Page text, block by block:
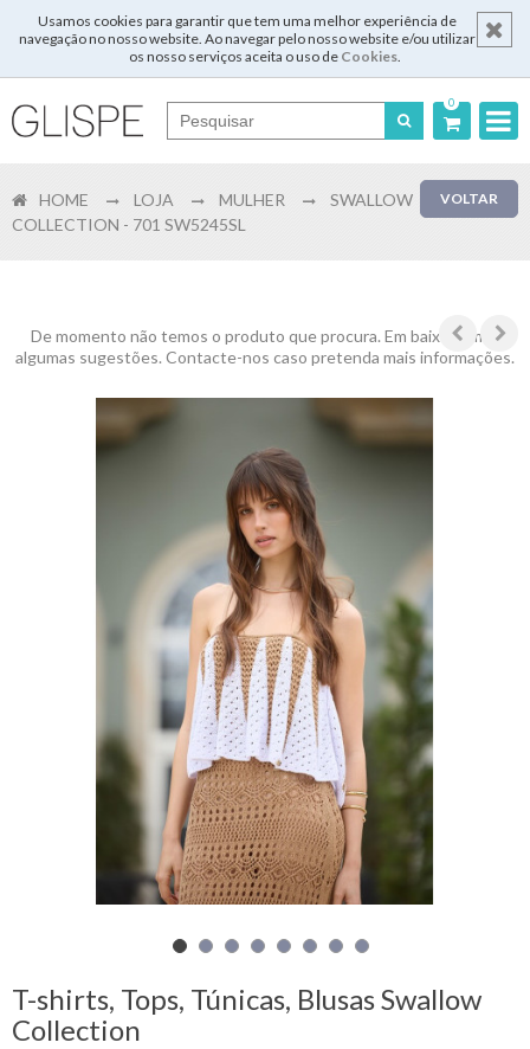
Usamos cookies para garantir que tem uma melhor experiência de
navegação no nosso website. Ao navegar pelo nosso website e/ou utilizar
os nosso serviços aceita o uso de Cookies.
0
English
Login
Registar
Carrinho
de
compras
Glispe
Mulher
Homem
Marcas
Outlet
Facebook
VOLTAR
HOME LOJA MULHER
SWALLOW
COLLECTION - 701 SW5245SL
De momento não temos o produto que procura. Em baixo temos
algumas sugestões. Contacte-nos caso pretenda mais informações.
T-shirts, Tops, Túnicas, Blusas Swallow
Collection